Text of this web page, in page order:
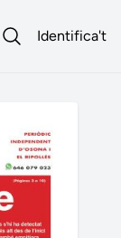
Identifica't